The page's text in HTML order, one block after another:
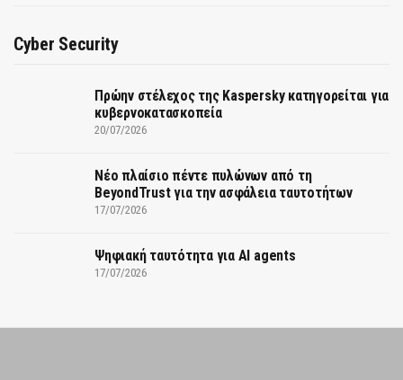
Cyber Security
Πρώην στέλεχος της Kaspersky κατηγορείται για
κυβερνοκατασκοπεία
20/07/2026
Νέο πλαίσιο πέντε πυλώνων από τη
BeyondTrust για την ασφάλεια ταυτοτήτων
17/07/2026
Ψηφιακή ταυτότητα για AI agents
17/07/2026